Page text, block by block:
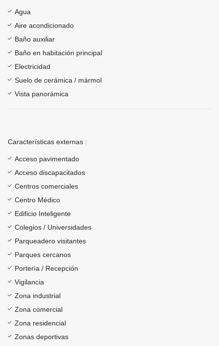
Agua
Aire acondicionado
Baño auxiliar
Baño en habitación principal
Electricidad
Suelo de cerámica / mármol
Vista panorámica
Características externas :
Acceso pavimentado
Acceso discapacitados
Centros comerciales
Centro Médico
Edificio Inteligente
Colegios / Universidades
Parqueadero visitantes
Parques cercanos
Portería / Recepción
Vigilancia
Zona industrial
Zona comercial
Zona residencial
Zonas deportivas